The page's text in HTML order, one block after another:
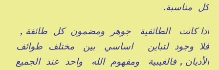
كل مناسبة.
اذا كانت الطائفية جوهر ومضمون كل طائفة ,
فلا وجود لتباين اساسي بين مختلف طوائف
الأديان , فالغيبية ومفهوم الله واحد عند الجميع